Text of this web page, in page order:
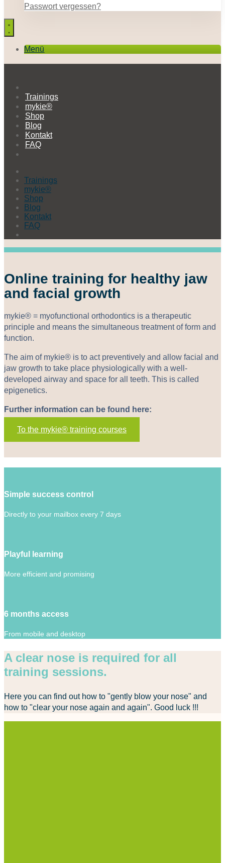
Passwort vergessen?
Menü
Trainings
mykie®
Shop
Blog
Kontakt
FAQ
Trainings
mykie®
Shop
Blog
Kontakt
FAQ
Online training for healthy jaw
and facial growth
mykie® = myofunctional orthodontics is a therapeutic
principle and means the simultaneous treatment of form and
function.
The aim of mykie® is to act preventively and allow facial and
jaw growth to take place physiologically with a well-
developed airway and space for all teeth. This is called
epigenetics.
Further information can be found here:
To the mykie® training courses
Simple success control
Directly to your mailbox every 7 days
Playful learning
More efficient and promising
6 months access
From mobile and desktop
A clear nose is required for all
training sessions.
Here you can find out how to "gently blow your nose" and
how to "clear your nose again and again". Good luck !!!